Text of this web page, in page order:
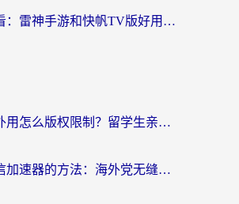
海外党必看：雷神手游和快帆TV版好用吗？3步选对回国加速器不踩坑
酷狗在海外用怎么版权限制？留学生亲测：3步解决听国内音乐难题
国外用微信加速器的方法：海外党无缝连接国内生活的实用指南